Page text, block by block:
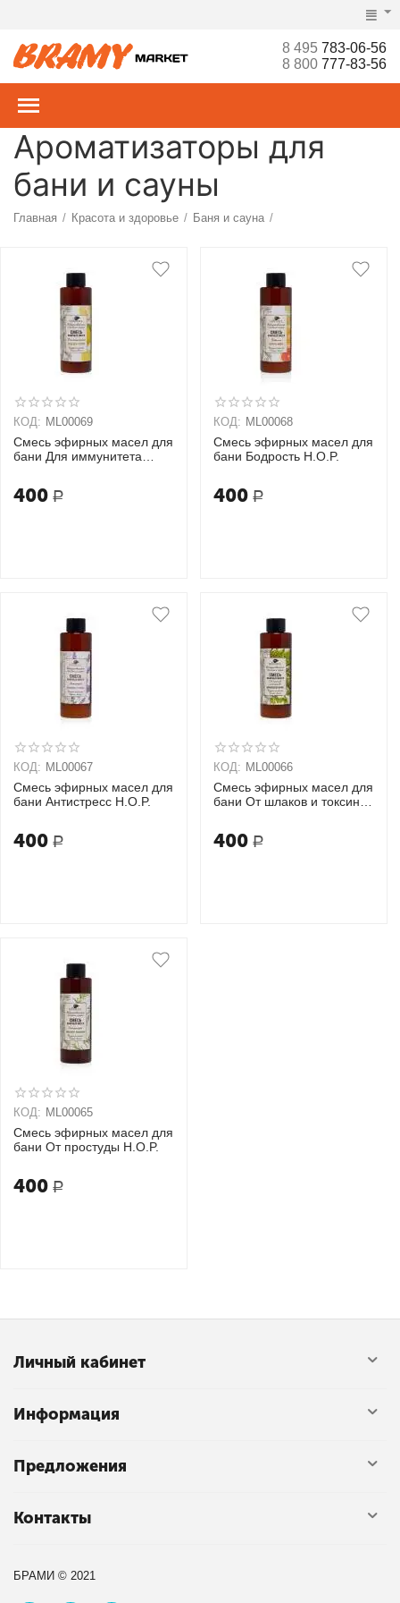
8 495783-06-56
8 800777-83-56
Ароматизаторы для
бани и сауны
Главная / Красота и здоровье / Баня и сауна /
КОД: ML00069
Смесь эфирных масел для
бани Для иммунитета
400 Р
КОД: ML00068
Смесь эфирных масел для
бани Бодрость H.O.P.
400 Р
КОД: ML00067
Смесь эфирных масел для
бани Антистресс H.O.P.
400 Р
КОД: ML00066
Смесь эфирных масел для
бани От шлаков и токсинов
400 Р
КОД: ML00065
Смесь эфирных масел для
бани От простуды H.O.P.
400 Р
Личный кабинет
Информация
Предложения
Контакты
БРАМИ © 2021